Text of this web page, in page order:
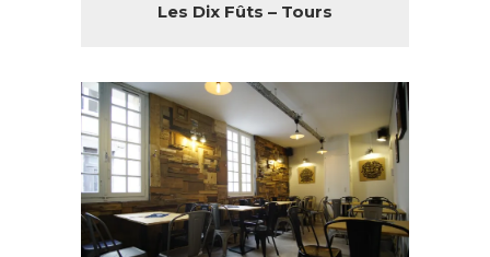
Les Dix Fûts – Tours